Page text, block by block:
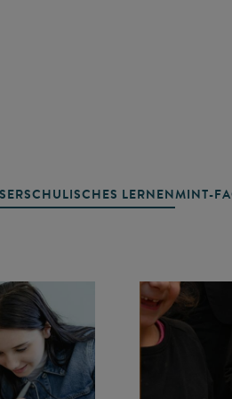
LERNEN MINT-